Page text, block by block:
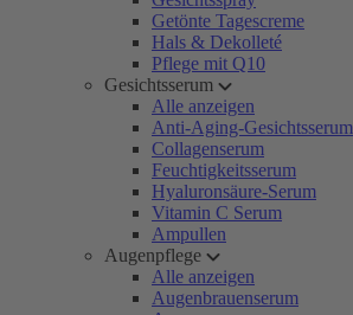
Getönte Tagescreme
Hals & Dekolleté
Pflege mit Q10
Gesichtsserum
Alle anzeigen
Anti-Aging-Gesichtsserum
Collagenserum
Feuchtigkeitsserum
Hyaluronsäure-Serum
Vitamin C Serum
Ampullen
Augenpflege
Alle anzeigen
Augenbrauenserum